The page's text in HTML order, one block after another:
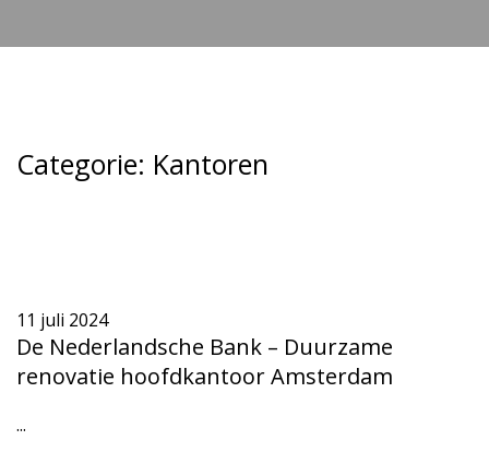
Categorie: Kantoren
11 juli 2024
De Nederlandsche Bank – Duurzame
renovatie hoofdkantoor Amsterdam
...